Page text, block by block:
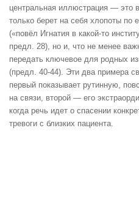
центральная иллюстрация — это
только берет на себя хлопоты по
(«повёл Игнатия в какой-то
предл. 28), но и, что не менее
передать ключевое для родных
(предл. 40-44). Эти два примера
первый показывает рутинную,
на связи, второй — его
когда речь идет о спасении
тревоги с близких пациента.